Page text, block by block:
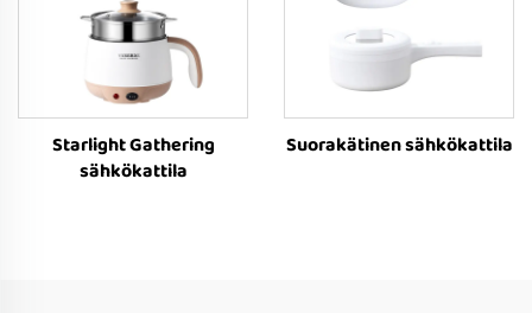
Starlight Gathering
sähkökattila
Suorakätinen sähkökattila